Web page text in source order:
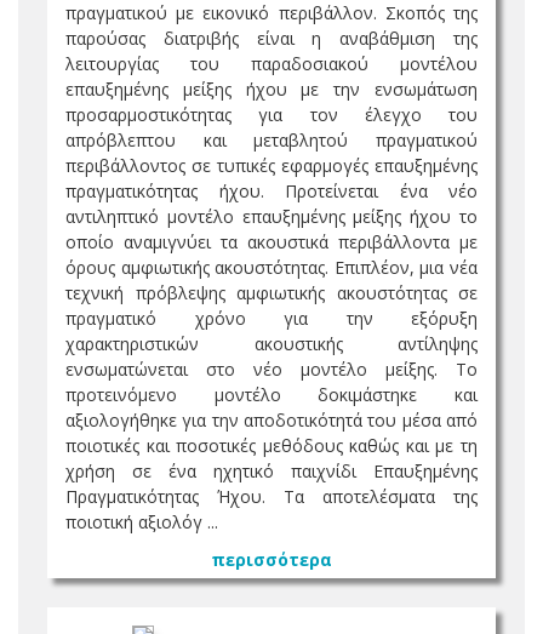
πραγματικού με εικονικό περιβάλλον. Σκοπός της
παρούσας διατριβής είναι η αναβάθμιση της
λειτουργίας του παραδοσιακού μοντέλου
επαυξημένης μείξης ήχου με την ενσωμάτωση
προσαρμοστικότητας για τον έλεγχο του
απρόβλεπτου και μεταβλητού πραγματικού
περιβάλλοντος σε τυπικές εφαρμογές επαυξημένης
πραγματικότητας ήχου. Προτείνεται ένα νέο
αντιληπτικό μοντέλο επαυξημένης μείξης ήχου το
οποίο αναμιγνύει τα ακουστικά περιβάλλοντα με
όρους αμφιωτικής ακουστότητας. Επιπλέον, μια νέα
τεχνική πρόβλεψης αμφιωτικής ακουστότητας σε
πραγματικό χρόνο για την εξόρυξη
χαρακτηριστικών ακουστικής αντίληψης
ενσωματώνεται στο νέο μοντέλο μείξης. Το
προτεινόμενο μοντέλο δοκιμάστηκε και
αξιολογήθηκε για την αποδοτικότητά του μέσα από
ποιοτικές και ποσοτικές μεθόδους καθώς και με τη
χρήση σε ένα ηχητικό παιχνίδι Επαυξημένης
Πραγματικότητας Ήχου. Τα αποτελέσματα της
ποιοτική αξιολόγ ...
περισσότερα